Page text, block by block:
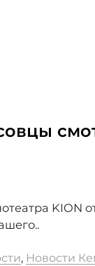
KION
, Новости